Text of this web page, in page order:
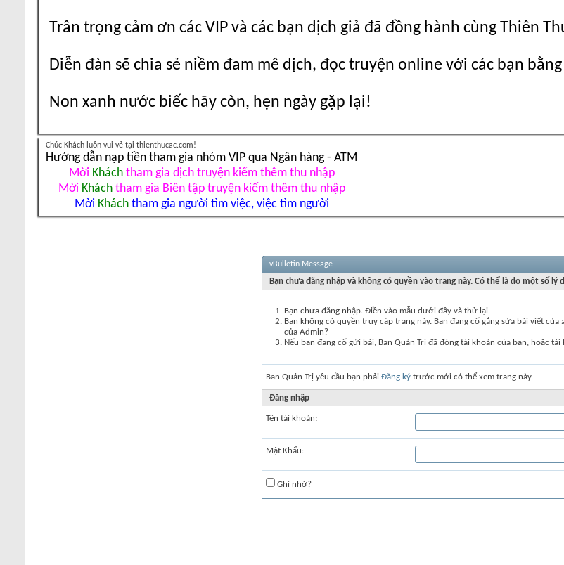
Trân trọng cảm ơn các VIP và các bạn dịch giả đã đồng hành cùng Thiên
Diễn đàn sẽ chia sẻ niềm đam mê dịch, đọc truyện online với các bạn
Non xanh nước biếc hãy còn, hẹn ngày gặp lại!
Chúc Khách luôn vui vẻ tại thienthucac.com!
Hướng dẫn nạp tiền tham gia nhóm VIP qua Ngân hàng - ATM
Mời Kháchtham gia dịch truyện kiếm thêm thu nhập
Mời Kháchtham gia Biên tập truyện kiếm thêm thu nhập
Mời Kháchtham gia người tìm việc, việc tìm người
vBulletin Message
Bạn chưa đăng nhập và không có quyền vào trang này. Có thể là do một số lý
Bạn chưa đăng nhập. Điền vào mẫu dưới đây và thử lại.
Bạn không có quyền truy cập trang này. Bạn đang cố gắng sửa bài viết của
của Admin?
Nếu bạn đang cố gửi bài, Ban Quản Trị đã đóng tài khoản của bạn, hoặc
Ban Quản Trị yêu cầu bạn phải Đăng ký trước mới có thể xem trang này.
Đăng nhập
Tên tài khoản:
Mật Khẩu:
Ghi nhớ?